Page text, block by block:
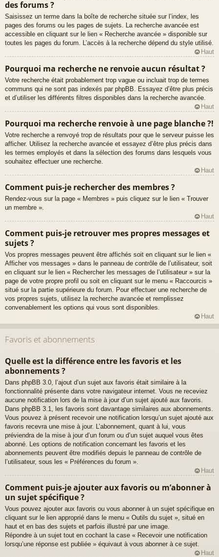
des forums ?
Saisissez un terme dans la boîte de recherche située sur l’index, les
pages des forums ou les pages de sujets. La recherche avancée est
accessible en cliquant sur le lien « Recherche avancée » disponible sur
toutes les pages du forum. L’accès à la recherche dépend du style utilisé.
Haut
Pourquoi ma recherche ne renvoie aucun résultat ?
Votre recherche était probablement trop vague ou incluait trop de termes
communs qui ne sont pas indexés par phpBB. Essayez d’être plus précis
et d’utiliser les différents filtres disponibles dans la recherche avancée.
Haut
Pourquoi ma recherche renvoie à une page blanche ?!
Votre recherche a renvoyé trop de résultats pour que le serveur puisse les
afficher. Utilisez la recherche avancée et essayez d’être plus précis dans
les termes employés et dans la sélection des forums dans lesquels vous
souhaitez effectuer une recherche.
Haut
Comment puis-je rechercher des membres ?
Rendez-vous sur la page « Membres » puis cliquez sur le lien « Trouver
un membre ».
Haut
Comment puis-je retrouver mes propres messages et
sujets ?
Vos propres messages peuvent être affichés soit en cliquant sur le lien «
Afficher vos messages » dans le panneau de contrôle de l’utilisateur, soit
en cliquant sur le lien « Rechercher les messages de l’utilisateur » sur la
page de votre propre profil ou soit en cliquant sur le menu « Raccourcis »
situé sur la partie supérieure du forum. Pour effectuer une recherche de
vos propres sujets, utilisez la recherche avancée et remplissez
convenablement les options qui vous sont disponibles.
Haut
Favoris et abonnements
Quelle est la différence entre les favoris et les
abonnements ?
Dans phpBB 3.0, l’ajout d’un sujet aux favoris était similaire à la
fonctionnalité présente dans votre navigateur internet. Vous ne receviez
aucune notification lors de la mise à jour d’un sujet ajouté aux favoris.
Dans phpBB 3.1, les favoris sont davantage similaires aux abonnements.
Vous pouvez à présent recevoir une notification lorsqu’un sujet ajouté aux
favoris recevra une mise à jour. L’abonnement, quant à lui, vous
préviendra de la mise à jour d’un forum ou d’un sujet auquel vous êtes
abonné. Les options de notification concernant les favoris et les
abonnements peuvent être modifiés depuis le panneau de contrôle de
l’utilisateur, sous les « Préférences du forum ».
Haut
Comment puis-je ajouter aux favoris ou m’abonner à
un sujet spécifique ?
Vous pouvez ajouter aux favoris ou vous abonner à un sujet spécifique en
cliquant sur le lien approprié dans le menu « Outils du sujet », situé en
haut et en bas des sujets et parfois illustré par une image.
Répondre à un sujet tout en cochant la case « Recevoir une notification
lorsqu’une réponse est publiée » équivaut à vous abonner à ce sujet.
Haut